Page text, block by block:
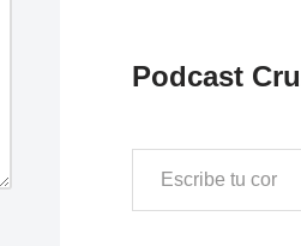
Podcast